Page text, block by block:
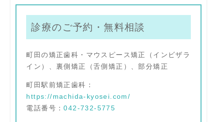
診療のご予約・無料相談
町田の矯正歯科・マウスピース矯正（インビザラ
イン）、裏側矯正（舌側矯正）、部分矯正
町田駅前矯正歯科：
https://machida-kyosei.com/
電話番号：042-732-5775